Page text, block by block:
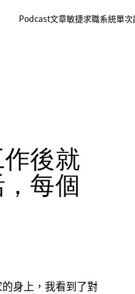
Podcast文章敏捷求職系統單次
後就
每個
身上，我看到了對